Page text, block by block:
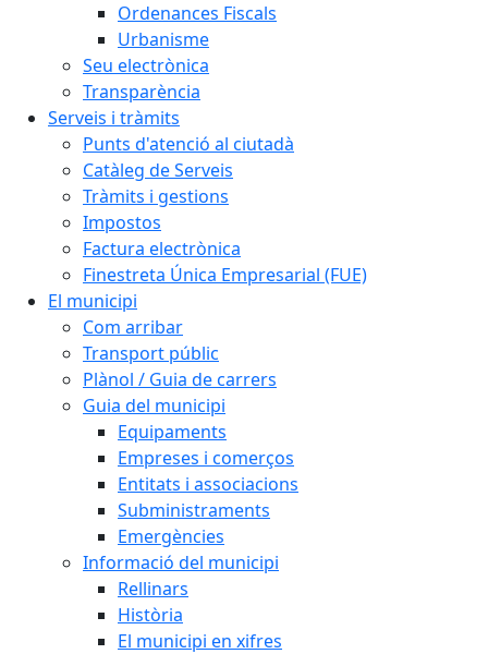
Ordenances Fiscals
Urbanisme
Seu electrònica
Transparència
Serveis i tràmits
Punts d'atenció al ciutadà
Catàleg de Serveis
Tràmits i gestions
Impostos
Factura electrònica
Finestreta Única Empresarial (FUE)
El municipi
Com arribar
Transport públic
Plànol / Guia de carrers
Guia del municipi
Equipaments
Empreses i comerços
Entitats i associacions
Subministraments
Emergències
Informació del municipi
Rellinars
Història
El municipi en xifres